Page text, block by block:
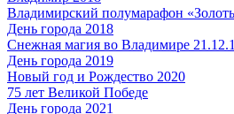
Владимирский полумарафон
День города 2018
Снежная магия во Владимире
День города 2019
Новый год и Рождество 2020
75 лет Великой Победе
День города 2021